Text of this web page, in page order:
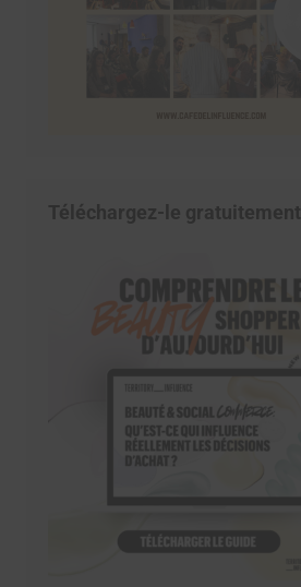
Téléchargez-le gratuitement